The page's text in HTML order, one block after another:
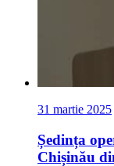
31 martie 2025
Ședința
Chișinău